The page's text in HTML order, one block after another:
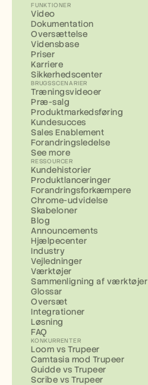
FUNKTIONER
Video
Dokumentation
Oversættelse
Vidensbase
Priser
Karriere
Sikkerhedscenter
BRUGSSCENARIER
Træningsvideoer
Præ-salg
Produktmarkedsføring
Kundesucces
Sales Enablement
Forandringsledelse
See more
RESSOURCER
Kundehistorier
Produktlanceringer
Forandringsforkæmpere
Chrome-udvidelse
Skabeloner
Blog
Announcements
Hjælpecenter
Industry
Vejledninger
Værktøjer
Sammenligning af værktøjer
Glossar
Oversæt
Integrationer
Løsning
FAQ
KONKURRENTER
Loom vs Trupeer
Camtasia mod Trupeer
Guidde vs Trupeer
Scribe vs Trupeer